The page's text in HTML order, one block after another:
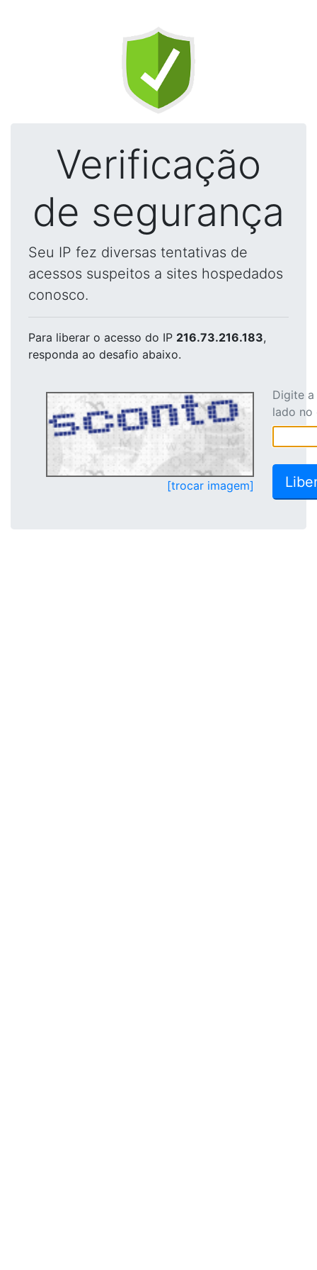
Verificação
de segurança
Seu IP fez diversas tentativas de
acessos suspeitos a sites hospedados
conosco.
Para liberar o acesso do IP 216.73.216.183,
responda ao desafio abaixo.
[trocar imagem]
Digite
lado no